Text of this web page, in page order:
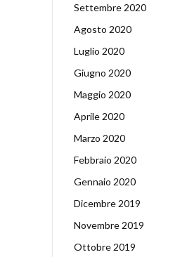
Settembre 2020
Agosto 2020
Luglio 2020
Giugno 2020
Maggio 2020
Aprile 2020
Marzo 2020
Febbraio 2020
Gennaio 2020
Dicembre 2019
Novembre 2019
Ottobre 2019